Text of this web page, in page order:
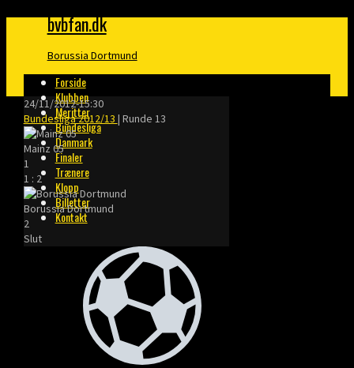
bvbfan.dk
Borussia Dortmund
Forside
Klubben
Meritter
Bundesliga
Danmark
Finaler
Trænere
Klopp
Billetter
Kontakt
24/11/2012-15:30
Bundesliga 2012/13 | Runde 13
Mainz 05
1
1 : 2
Borussia Dortmund
2
Slut